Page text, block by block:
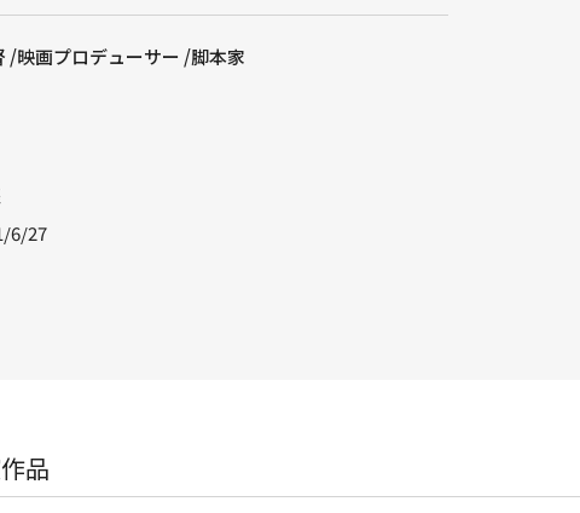
/映画プロデューサー /脚本家
6/27
品